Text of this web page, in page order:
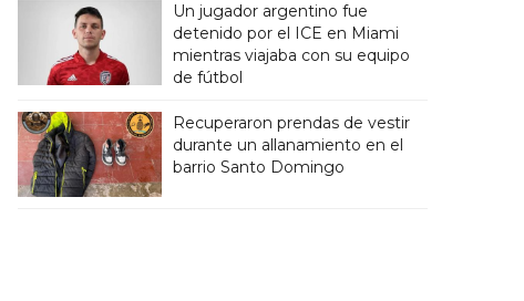
Un jugador argentino fue
detenido por el ICE en Miami
mientras viajaba con su equipo
de fútbol
Recuperaron prendas de vestir
durante un allanamiento en el
barrio Santo Domingo